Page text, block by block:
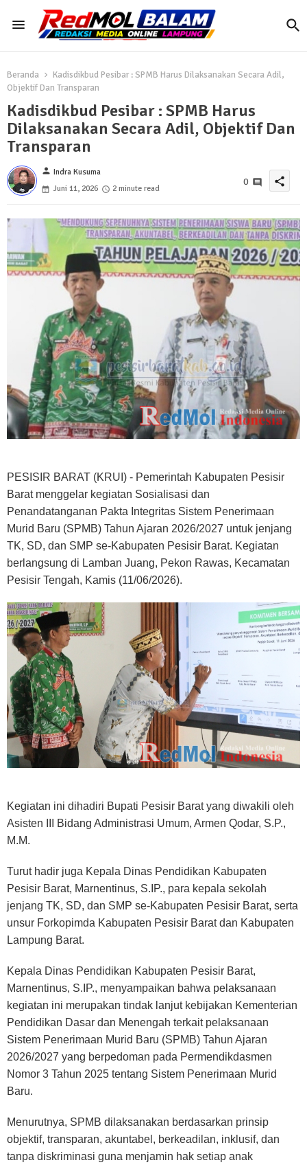
Beranda
Kadisdikbud Pesibar : SPMB Harus Dilaksanakan Secara Adil,
Objektif Dan Transparan
Kadisdikbud Pesibar : SPMB Harus
Dilaksanakan Secara Adil, Objektif Dan
Transparan
person Indra Kusuma
Juni 11, 2026
2 minute read
0 share
PESISIR BARAT (KRUI) - Pemerintah Kabupaten Pesisir
Barat menggelar kegiatan Sosialisasi dan
Penandatanganan Pakta Integritas Sistem Penerimaan
Murid Baru (SPMB) Tahun Ajaran 2026/2027 untuk jenjang
TK, SD, dan SMP se-Kabupaten Pesisir Barat. Kegiatan
berlangsung di Lamban Juang, Pekon Rawas, Kecamatan
Pesisir Tengah, Kamis (11/06/2026).
Kegiatan ini dihadiri Bupati Pesisir Barat yang diwakili oleh
Asisten III Bidang Administrasi Umum, Armen Qodar, S.P.,
M.M.
Turut hadir juga Kepala Dinas Pendidikan Kabupaten
Pesisir Barat, Marnentinus, S.IP., para kepala sekolah
jenjang TK, SD, dan SMP se-Kabupaten Pesisir Barat, serta
unsur Forkopimda Kabupaten Pesisir Barat dan Kabupaten
Lampung Barat.
Kepala Dinas Pendidikan Kabupaten Pesisir Barat,
Marnentinus, S.IP., menyampaikan bahwa pelaksanaan
kegiatan ini merupakan tindak lanjut kebijakan Kementerian
Pendidikan Dasar dan Menengah terkait pelaksanaan
Sistem Penerimaan Murid Baru (SPMB) Tahun Ajaran
2026/2027 yang berpedoman pada Permendikdasmen
Nomor 3 Tahun 2025 tentang Sistem Penerimaan Murid
Baru.
Menurutnya, SPMB dilaksanakan berdasarkan prinsip
objektif, transparan, akuntabel, berkeadilan, inklusif, dan
tanpa diskriminasi guna menjamin hak setiap anak